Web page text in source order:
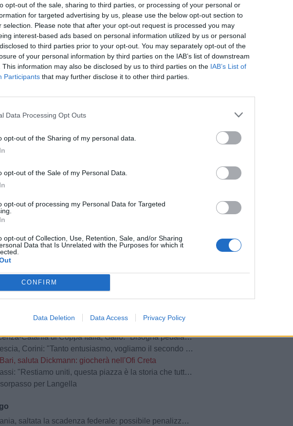
opt-out of the sale, sharing to third parties, or processing of your personal or
for targeted advertising by us, please use the below opt-out section to
selection. Please note that after your opt-out request is processed you may
interest-based ads based on personal information utilized by us or personal
to third parties prior to your opt-out. You may separately opt-out of the
of your personal information by third parties on the IAB’s list of downstream
This information may also be disclosed by us to third parties on the IAB’s List of
Participants that may further disclose it to other third parties.
Data Processing Opt Outs
opt-out of the Sharing of my personal data.
opt-out of the Sale of my Personal Data.
opt-out of processing my Personal Data for Targeted
opt-out of Collection, Use, Retention, Sale, and/or Sharing
Data that Is Unrelated with the Purposes for which it
CONFIRM
Data Deletion Data Access Privacy Policy
Juventus Next
stadio "di casa"
il
Juventus, Leonardo
Cerri saluta dopo 7 anni:
"Lascio Torino con il
cuore pieno di ricordi"
Tabbiani:
per
a crescere"
Desenzano, che colpo:
ecco Millico. L'ex Torino:
Pesce:
ULTIM'ORA
Serie C, svelato
Brambilla: chi
Gen
amichevoli estive
Bonera
successo contro
casa Trento: è
Serie C, le news e le trattative di sabato 8 agosto | LIVE
Catania di Coppa Italia, Gallo: "Bisogna pedalare, nessuno ha il posto sicuro"
Corini: "Tanto entusiasmo, vogliamo il secondo turno"
Bari, saluta Dickmann: giocherà nell'Ofi Creta
"Restiamo uniti, questa piazza è la storia che tutti conoscono"
per Langella
saltata la scadenza federale: possibile penalizzazione in classifica